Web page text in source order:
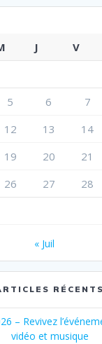
J V
5 6 7
12 13 14
19 20 21
26 27 28
« Juil
RÉCENTS
– Revivez
vidéo et musique